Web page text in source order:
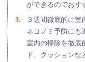
ができるのでおす
３週間徹底的に室
ネコノミ予防にも
室内の掃除を徹底
ド、クッション